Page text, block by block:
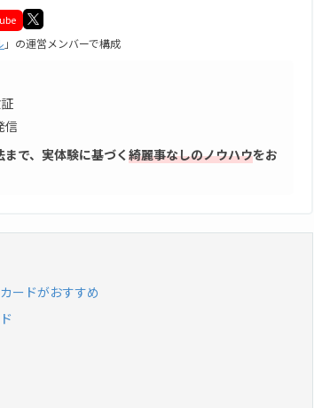
」の運営メンバーで構成
信
で、実体験に基づく 綺麗事なしのノウハウをお
ードがおすすめ